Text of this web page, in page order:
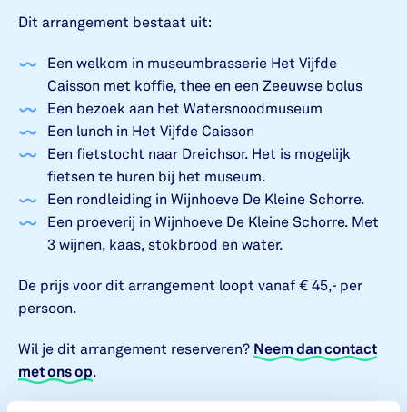
Dit arrangement bestaat uit:
Een welkom in museumbrasserie Het Vijfde
Caisson met koffie, thee en een Zeeuwse bolus
Een bezoek aan het Watersnoodmuseum
Een lunch in Het Vijfde Caisson
Een fietstocht naar Dreichsor. Het is mogelijk
fietsen te huren bij het museum.
Een rondleiding in Wijnhoeve De Kleine Schorre.
Een proeverij in Wijnhoeve De Kleine Schorre. Met
3 wijnen, kaas, stokbrood en water.
De prijs voor dit arrangement loopt vanaf € 45,- per
persoon.
Wil je dit arrangement reserveren? Neem dan contact
met ons op.